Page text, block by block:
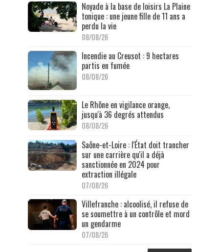
Noyade à la base de loisirs La Plaine
tonique : une jeune fille de 11 ans a
perdu la vie
08/08/26
Incendie au Creusot : 9 hectares
partis en fumée
08/08/26
Le Rhône en vigilance orange,
jusqu'à 36 degrés attendus
08/08/26
Saône-et-Loire : l'État doit trancher
sur une carrière qu'il a déjà
sanctionnée en 2024 pour
extraction illégale
07/08/26
Villefranche : alcoolisé, il refuse de
se soumettre à un contrôle et mord
un gendarme
07/08/26